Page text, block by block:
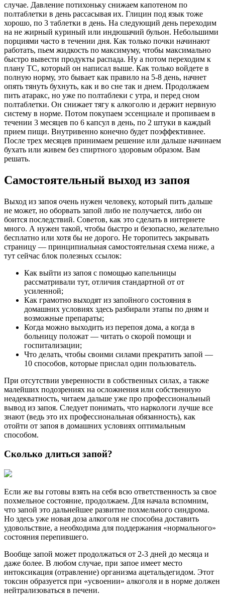
случае. Давление потихоньку снижаем капотеном по
полтаблетки в день рассасывая их. Глицин под язык тоже
хорошо, по 3 таблетки в день. На следующий день переходим
на не жирный куриный или индюшачий бульон. Небольшими
порциями часто в течении дня. Как только почки начинают
работать, пьем жидкость по максимуму, чтобы максимально
быстро вывести продукты распада. Ну а потом переходим к
плану ТС, который он написал выше. Как только войдете в
полную норму, это бывает как правило на 5-8 день, начнет
опять тянуть бухнуть, как и во сне так и днем. Продолжаем
пить атаракс, но уже по полтаблеки с утра, и перед сном
полтаблетки. Он снижает тягу к алкоголю и держит нервную
систему в норме. Потом покупаем эссенциале и пропиваем в
течении 3 месяцев по 6 капсул в день, по 2 штуки в каждый
прием пищи. Внутривенно конечно будет поэффективнее.
После трех месяцев принимаем решение или дальше начинаем
бухать или живем без спиртного здоровым образом. Вам
решать.
Самостоятельный выход из запоя
Выход из запоя очень нужен человеку, который пить дальше
не может, но оборвать запой либо не получается, либо он
боится последствий. Советов, как это сделать в интернете
много. А нужен такой, чтобы быстро и безопасно, желательно
бесплатно или хотя бы не дорого. Не торопитесь закрывать
страницу — принципиальная самостоятельная схема ниже, а
тут сейчас блок полезных ссылок:
Как выйти из запоя с помощью капельницы
рассматривали тут, отличия стандартной от от
усиленной;
Как грамотно выходят из запойного состояния в
домашних условиях здесь разбирали этапы по дням и
возможные препараты;
Когда можно выходить из перепоя дома, а когда в
больницу положат — читать о скорой помощи и
госпитализации;
Что делать, чтобы своими силами прекратить запой —
10 способов, которые прислал один пользователь.
При отсутствии уверенности в собственных силах, а также
малейших подозрениях на осложнения или собственную
неадекватность, читаем дальше уже про профессиональный
вывод из запоя. Следует понимать, что наркологи лучше все
знают (ведь это их профессиональная обязанность), как
отойти от запоя в домашних условиях оптимальным
способом.
Сколько длиться запой?
Если же вы готовы взять на себя всю ответственность за свое
похмельное состояние, продолжаем. Для начала вспомним,
что запой это дальнейшее развитие похмельного синдрома.
Но здесь уже новая доза алкоголя не способна доставить
удовольствие, а необходима для поддержания «нормального»
состояния перепившего.
Вообще запой может продолжаться от 2-3 дней до месяца и
даже более. В любом случае, при запое имеет место
интоксикация (отравление) организма ацетальдегидом. Этот
токсин образуется при «усвоении» алкоголя и в норме должен
нейтрализоваться в печени.